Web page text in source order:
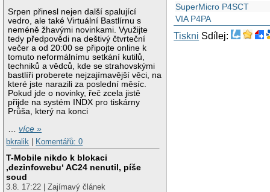
Srpen přinesl nejen další spalující
vedro, ale také Virtuální Bastlírnu s
neméně žhavými novinkami. Využijte
tedy předpovědi na deštivý čtvrteční
večer a od 20:00 se připojte online k
tomuto neformálnímu setkání kutilů,
techniků a vědců, kde se strahovskými
bastlíři proberete nejzajímavější věci, na
které jste narazili za poslední měsíc.
Pokud jde o novinky, řeč zcela jistě
přijde na systém INDX pro tiskárny
Průša, který na konci
…více »
bkralik
Komentářů: 0
T-Mobile nikdo k blokaci
‚dezinfowebu‘ AC24 nenutil, píše
soud
3.8. 17:22 | Zajímavý článek
SuperMicro P4SCT
VIA P4PA
Tiskni Sdílej: